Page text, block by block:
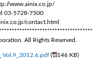
www.ainix.co.jp/
5728-7500
contact.html
All Rights Reserved.
( 146 KB)